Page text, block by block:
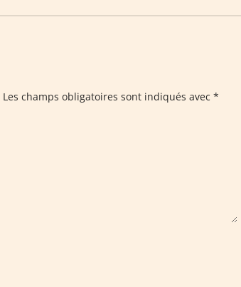
Les champs obligatoires sont indiqués avec*